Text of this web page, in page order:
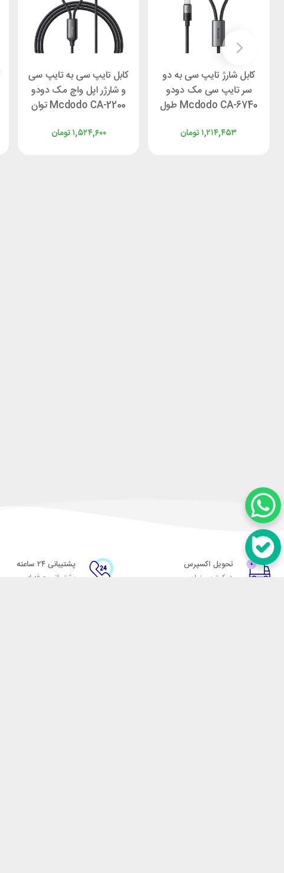
کابل شارژ تایپ سی به دو
سر تایپ سی مک دودو
Mcdodo CA-6740 طول
تومان۱,۲۱۴,۴۵۳
کابل تایپ سی به تایپ سی
و شارژر اپل واچ مک دودو
Mcdodo CA-2200 توان
تومان۱,۵۲۴,۶۰۰
تحویل اکسپرس
در کمترین زمان
پشتیبانی ۲۴ ساعته
پشتیبانی حرفه ای